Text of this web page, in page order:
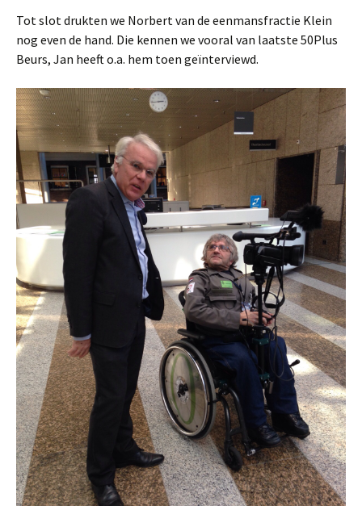
Tot slot drukten we Norbert van de eenmansfractie Klein
nog even de hand. Die kennen we vooral van laatste 50Plus
Beurs, Jan heeft o.a. hem toen geïnterviewd.